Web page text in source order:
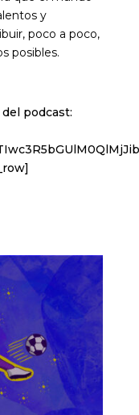
y
poco a poco,
posibles.
podcast: